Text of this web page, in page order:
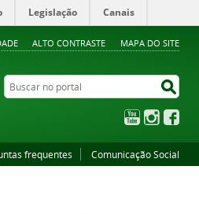
ALTO CONTRASTE MAPA DO SITE
Legislação Canais
Buscar no portal
YouTubeInstagram
frequentes Comunicação Social